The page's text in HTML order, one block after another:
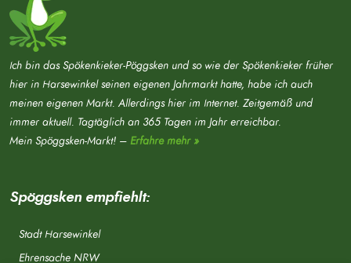
Ich bin das Spökenkieker-Pöggsken und so wie der Spökenkieker früher
hier in Harsewinkel seinen eigenen Jahrmarkt hatte, habe ich auch
meinen eigenen Markt. Allerdings hier im Internet. Zeitgemäß und
immer aktuell. Tagtäglich an 365 Tagen im Jahr erreichbar.
Mein Spöggsken-Markt! – Erfahre mehr »
Spöggsken empfiehlt:
Stadt Harsewinkel
Ehrensache NRW